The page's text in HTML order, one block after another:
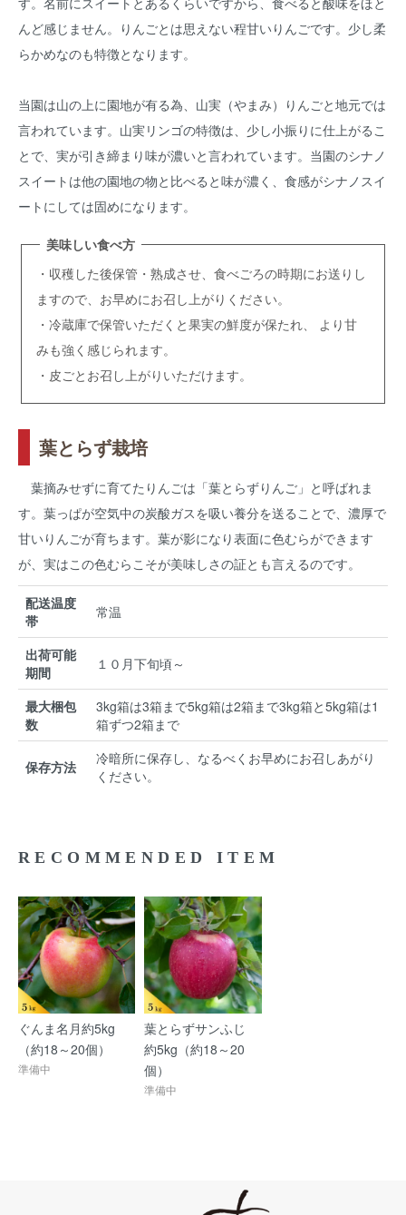
んど感じません。りんごとは思えない程甘いりんごです。少し柔
らかめなのも特徴となります。
当園は山の上に園地が有る為、山実（やまみ）りんごと地元では
言われています。山実リンゴの特徴は、少し小振りに仕上がるこ
とで、実が引き締まり味が濃いと言われています。当園のシナノ
スイートは他の園地の物と比べると味が濃く、食感がシナノスイ
ートにしては固めになります。
美味しい食べ方
・収穫した後保管・熟成させ、食べごろの時期にお送りし
ますので、お早めにお召し上がりください。
・冷蔵庫で保管いただくと果実の鮮度が保たれ、 より甘
みも強く感じられます。
・皮ごとお召し上がりいただけます。
葉とらず栽培
葉摘みせずに育てたりんごは「葉とらずりんご」と呼ばれま
す。葉っぱが空気中の炭酸ガスを吸い養分を送ることで、濃厚で
甘いりんごが育ちます。葉が影になり表面に色むらができます
が、実はこの色むらこそが美味しさの証とも言えるのです。
配送温度
帯
常温
出荷可能
期間
１０月下旬頃～
最大梱包
数
3kg箱は3箱まで5kg箱は2箱まで3kg箱と5kg箱は1
箱ずつ2箱まで
保存方法
冷暗所に保存し、なるべくお早めにお召しあがり
ください。
RECOMMENDED ITEM
ぐんま名月約5kg
（約18～20個）
準備中
葉とらずサンふじ
約5kg（約18～20
個）
準備中